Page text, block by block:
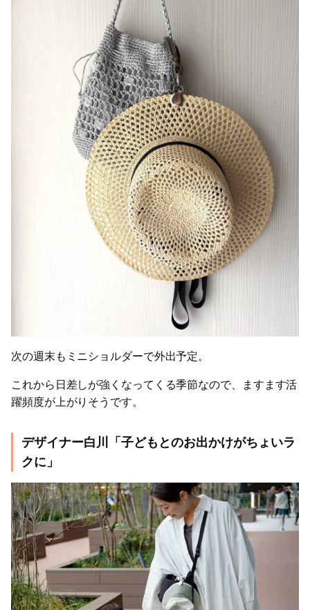
次の週末もミニショルダーで外出予定。
これから日差しが強くなってくる季節なので、ますます活
躍頻度が上がりそうです。
デザイナー白川「子どもとのお出かけがちょいラ
クに」